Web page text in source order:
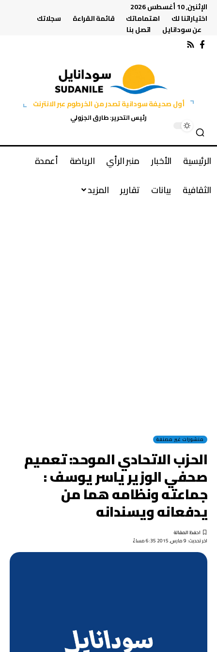
الإثنين, 10 أغسطس 2026
اختياراتنا لك
اهتماماتك قائمة القراءة
سجلاتك
عن سودانايل
اتصل بنا
أول صحيفة سودانية تصدر من الخرطوم عبر الانترنت
رئيس التحرير: طارق الجزولي
الرئيسية الأخبار منبر الرأي الرياضة
أعمدة
الثقافية
بيانات تقارير المزيد
منشورات غير مصنفة
الحزب الاتحادي الموحد: تعميم
صحفي الوزير ياسر يوسف :
جماعته ونظامه هما من
يدفعانه ويسندانه
اخر تحديث: 9 مارس, 2015 6:35 مساءً